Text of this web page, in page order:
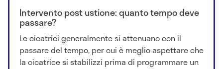
Intervento post ustione: quanto tempo deve
passare?
Le cicatrici generalmente si attenuano con il
passare del tempo, per cui è meglio aspettare che
la cicatrice si stabilizzi prima di programmare un